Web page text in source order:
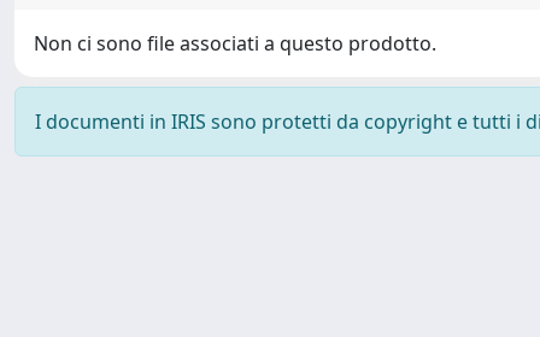
Non ci sono file associati a questo prodotto.
I documenti in IRIS sono protetti da copyright e tutti i